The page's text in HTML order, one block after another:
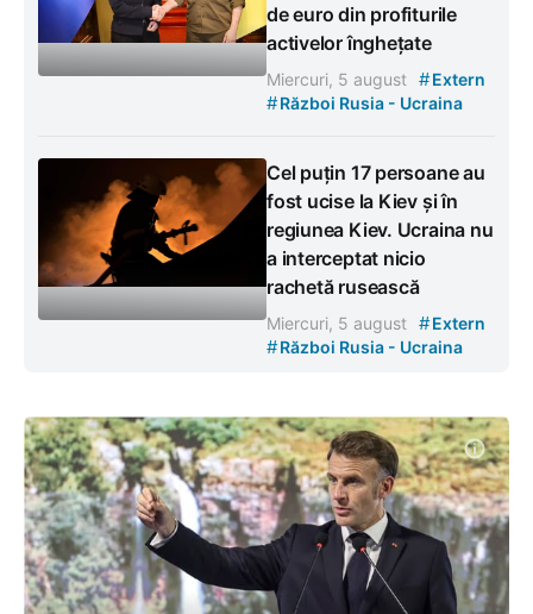
de euro din profiturile
activelor înghețate
Miercuri, 5 august #Extern
#Război Rusia - Ucraina
Cel puțin 17 persoane au
fost ucise la Kiev și în
regiunea Kiev. Ucraina nu
a interceptat nicio
rachetă rusească
Miercuri, 5 august #Extern
#Război Rusia - Ucraina